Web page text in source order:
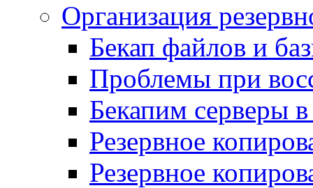
Организация
Бекап файлов и
Проблемы при
Бекапим серверы
Резервное
Резервное